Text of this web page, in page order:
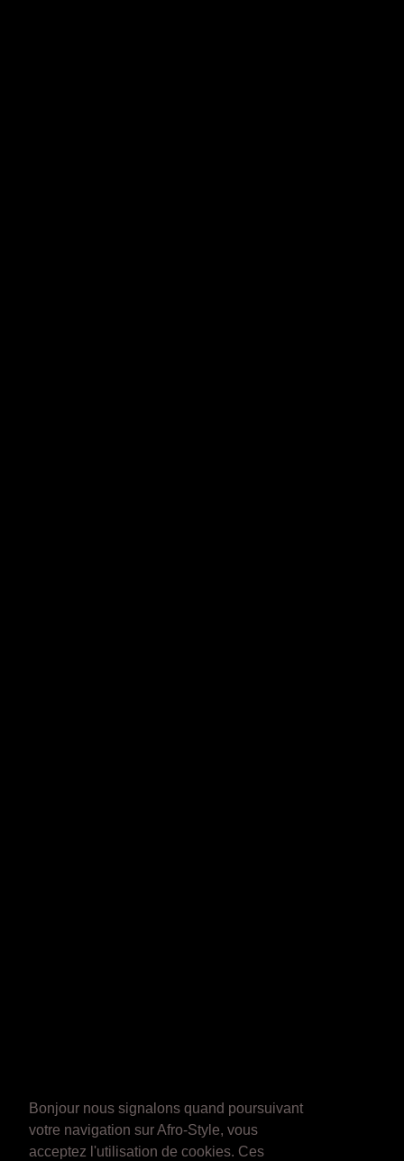
Bonjour nous signalons quand poursuivant
votre navigation sur Afro-Style, vous
acceptez l'utilisation de cookies. Ces